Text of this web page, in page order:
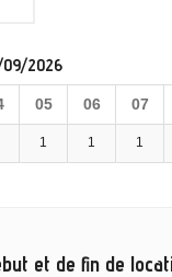
09/2026
05 06 07
1 1 1
et de fin de